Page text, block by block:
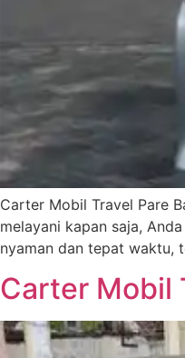
Carter Mobil Travel Pare
melayani kapan saja,
nyaman dan tepat waktu,
Carter Mobil